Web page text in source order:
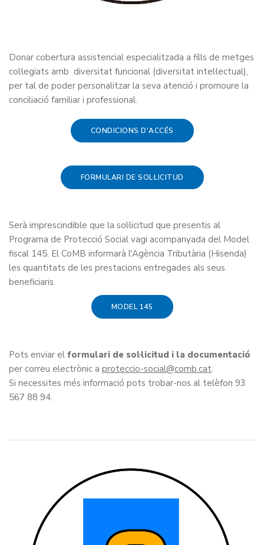
Donar cobertura assistencial especialitzada a fills de metges
col·legiats amb diversitat funcional (diversitat intel·lectual),
per tal de poder personalitzar la seva atenció i promoure la
conciliació familiar i professional.
CONDICIONS D'ACCÉS
FORMULARI DE SOL·LICITUD
Serà imprescindible que la sol·licitud que presentis al
Programa de Protecció Social vagi acompanyada del Model
fiscal 145. El CoMB informarà l'Agència Tributària (Hisenda)
les quantitats de les prestacions entregades als seus
beneficiaris.
MODEL 145
Pots enviar el formulari de sol·licitud i la documentació
per correu electrònic a proteccio-social
.
Si necessites més informació pots trobar-nos al telèfon 93
567 88 94.